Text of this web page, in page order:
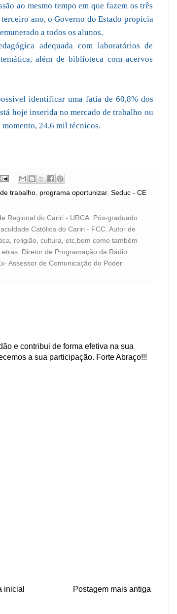
ao mesmo tempo em que fazem os três
ano, o Governo do Estado propicia
a todos os alunos.
adequada com laboratórios de
além de biblioteca com acervos
identificar uma fatia de 60,8% dos
hoje inserida no mercado de trabalho ou
24,6 mil técnicos.
trabalho, programa oportunizar, Seduc - CE
Regional do Cariri - URCA. Pós-graduado
Católica do Cariri - FCC. Autor de
religião, cultura, etc,bem como também
Diretor de Programação da Rádio
Assessor de Comunicação do Poder
e contribui de forma efetiva na sua
a sua participação. Forte Abraço!!!
Postagem mais antiga
inicial